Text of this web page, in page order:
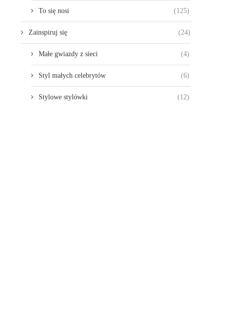
To się nosi (125)
Zainspiruj się (24)
Małe gwiazdy z sieci (4)
Styl małych celebrytów (6)
Stylowe stylówki (12)